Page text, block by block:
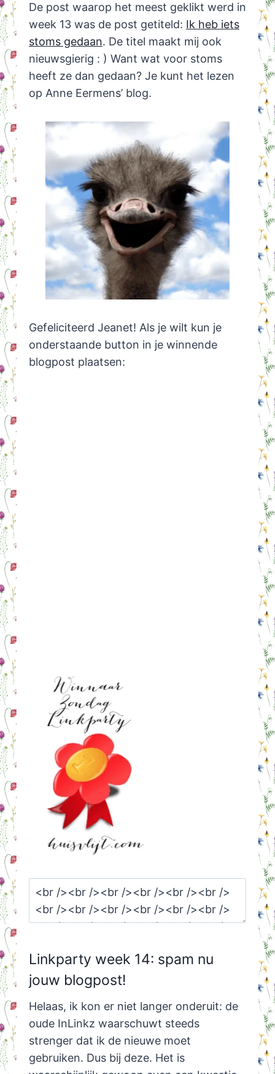
De post waarop het meest geklikt werd in
week 13 was de post getiteld: Ik heb iets
stoms gedaan. De titel maakt mij ook
nieuwsgierig : ) Want wat voor stoms
heeft ze dan gedaan? Je kunt het lezen
op Anne Eermens’ blog.
Gefeliciteerd Jeanet! Als je wilt kun je
onderstaande button in je winnende
blogpost plaatsen:
Linkparty week 14: spam nu
jouw blogpost!
Helaas, ik kon er niet langer onderuit: de
oude InLinkz waarschuwt steeds
strenger dat ik de nieuwe moet
gebruiken. Dus bij deze. Het is